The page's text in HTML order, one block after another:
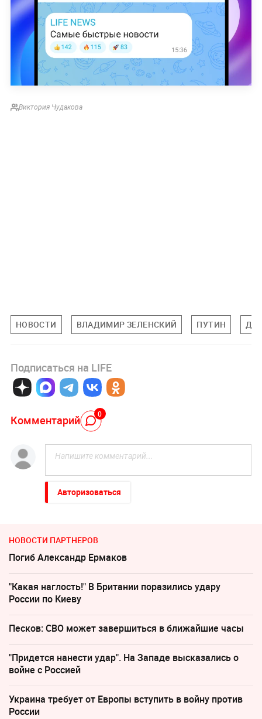
Виктория Чудакова
НОВОСТИ ВЛАДИМИР ЗЕЛЕНСКИЙ ПУТИН
Подписаться на LIFE
Комментарий 0
Авторизоваться
НОВОСТИ ПАРТНЕРОВ
Погиб Александр Ермаков
"Какая наглость!" В Британии поразились удару
России по Киеву
Песков: СВО может завершиться в ближайшие часы
"Придется нанести удар". На Западе высказались о
войне с Россией
Украина требует от Европы вступить в войну против
России